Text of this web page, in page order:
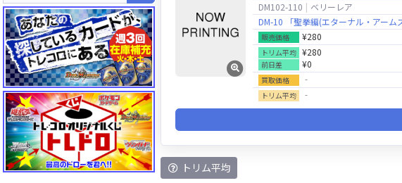
DM102-110
ベリーレア
DM-10 「聖拳編(エターナル・アーム
販売価格 ¥280
トリム平均 ¥280
前日差 ¥0
買取価格 ‐
トリム平均 ‐
トリム平均